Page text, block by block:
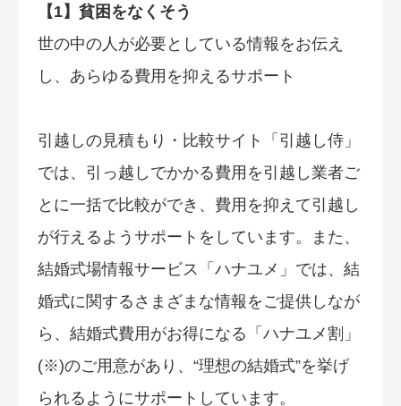
【1】貧困をなくそう
世の中の人が必要としている情報をお伝え
し、あらゆる費用を抑えるサポート
引越しの見積もり・比較サイト「引越し侍」
では、引っ越しでかかる費用を引越し業者ご
とに一括で比較ができ、費用を抑えて引越し
が行えるようサポートをしています。また、
結婚式場情報サービス「ハナユメ」では、結
婚式に関するさまざまな情報をご提供しなが
ら、結婚式費用がお得になる「ハナユメ割」
(※)のご用意があり、“理想の結婚式”を挙げ
られるようにサポートしています。